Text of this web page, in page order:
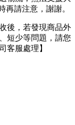
再請注意，謝謝。
後，若發現商品外
短少等問題，請您
客服處理】